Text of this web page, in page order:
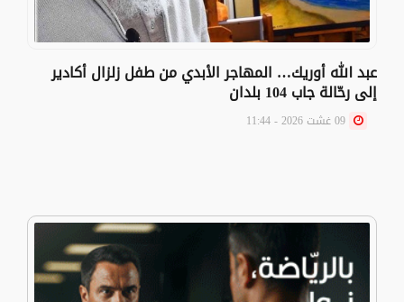
عبد الله أوريك… المهاجر الأبدي من طفل زلزال أكادير
إلى رحّالة جاب 104 بلدان